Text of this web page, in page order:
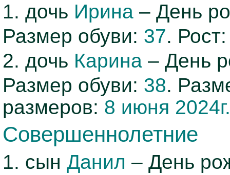
1. дочь Ирина – День
Размер обуви: 37.
2. дочь Карина – День
Размер обуви: 38.
размеров: 8 июня 2024г.
Совершеннолетние
1. сын Данил – День